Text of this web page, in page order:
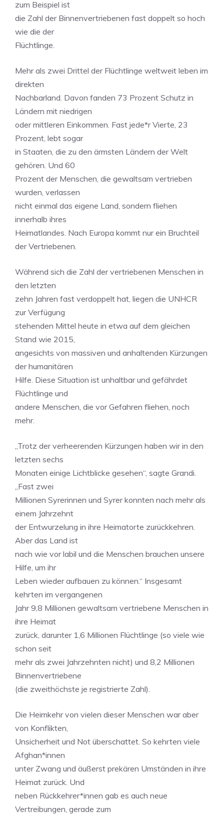
zum Beispiel ist
die Zahl der Binnenvertriebenen fast doppelt so hoch
wie die der
Flüchtlinge.
Mehr als zwei Drittel der Flüchtlinge weltweit leben im
direkten
Nachbarland. Davon fanden 73 Prozent Schutz in
Ländern mit niedrigen
oder mittleren Einkommen. Fast jede*r Vierte, 23
Prozent, lebt sogar
in Staaten, die zu den ärmsten Ländern der Welt
gehören. Und 60
Prozent der Menschen, die gewaltsam vertrieben
wurden, verlassen
nicht einmal das eigene Land, sondern fliehen
innerhalb ihres
Heimatlandes. Nach Europa kommt nur ein Bruchteil
der Vertriebenen.
Während sich die Zahl der vertriebenen Menschen in
den letzten
zehn Jahren fast verdoppelt hat, liegen die UNHCR
zur Verfügung
stehenden Mittel heute in etwa auf dem gleichen
Stand wie 2015,
angesichts von massiven und anhaltenden Kürzungen
der humanitären
Hilfe. Diese Situation ist unhaltbar und gefährdet
Flüchtlinge und
andere Menschen, die vor Gefahren fliehen, noch
mehr.
„Trotz der verheerenden Kürzungen haben wir in den
letzten sechs
Monaten einige Lichtblicke gesehen“, sagte Grandi.
„Fast zwei
Millionen Syrerinnen und Syrer konnten nach mehr als
einem Jahrzehnt
der Entwurzelung in ihre Heimatorte zurückkehren.
Aber das Land ist
nach wie vor labil und die Menschen brauchen unsere
Hilfe, um ihr
Leben wieder aufbauen zu können.“ Insgesamt
kehrten im vergangenen
Jahr 9,8 Millionen gewaltsam vertriebene Menschen in
ihre Heimat
zurück, darunter 1,6 Millionen Flüchtlinge (so viele wie
schon seit
mehr als zwei Jahrzehnten nicht) und 8,2 Millionen
Binnenvertriebene
(die zweithöchste je registrierte Zahl).
Die Heimkehr von vielen dieser Menschen war aber
von Konflikten,
Unsicherheit und Not überschattet. So kehrten viele
Afghan*innen
unter Zwang und äußerst prekären Umständen in ihre
Heimat zurück. Und
neben Rückkehrer*innen gab es auch neue
Vertreibungen, gerade zum